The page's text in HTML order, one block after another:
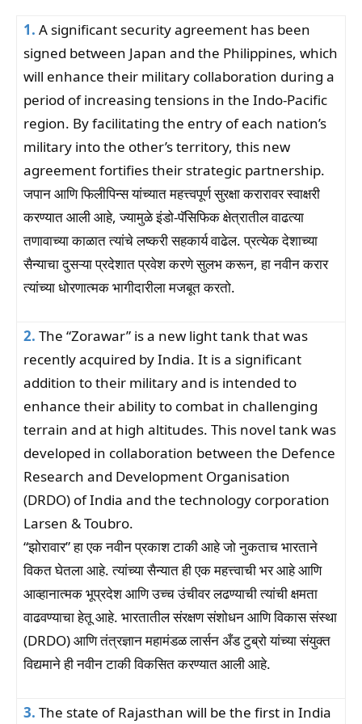
1. A significant security agreement has been
signed between Japan and the Philippines, which
will enhance their military collaboration during a
period of increasing tensions in the Indo-Pacific
region. By facilitating the entry of each nation’s
military into the other’s territory, this new
agreement fortifies their strategic partnership.
जपान आणि फिलीपिन्स यांच्यात महत्त्वपूर्ण सुरक्षा करारावर स्वाक्षरी
करण्यात आली आहे, ज्यामुळे इंडो-पॅसिफिक क्षेत्रातील वाढत्या
तणावाच्या काळात त्यांचे लष्करी सहकार्य वाढेल. प्रत्येक देशाच्या
सैन्याचा दुसऱ्या प्रदेशात प्रवेश करणे सुलभ करून, हा नवीन करार
त्यांच्या धोरणात्मक भागीदारीला मजबूत करतो.
2. The “Zorawar” is a new light tank that was
recently acquired by India. It is a significant
addition to their military and is intended to
enhance their ability to combat in challenging
terrain and at high altitudes. This novel tank was
developed in collaboration between the Defence
Research and Development Organisation
(DRDO) of India and the technology corporation
Larsen & Toubro.
“झोरावार” हा एक नवीन प्रकाश टाकी आहे जो नुकताच भारताने
विकत घेतला आहे. त्यांच्या सैन्यात ही एक महत्त्वाची भर आहे आणि
आव्हानात्मक भूप्रदेश आणि उच्च उंचीवर लढण्याची त्यांची क्षमता
वाढवण्याचा हेतू आहे. भारतातील संरक्षण संशोधन आणि विकास संस्था
(DRDO) आणि तंत्रज्ञान महामंडळ लार्सन अँड टुब्रो यांच्या संयुक्त
विद्यमाने ही नवीन टाकी विकसित करण्यात आली आहे.
3. The state of Rajasthan will be the first in India